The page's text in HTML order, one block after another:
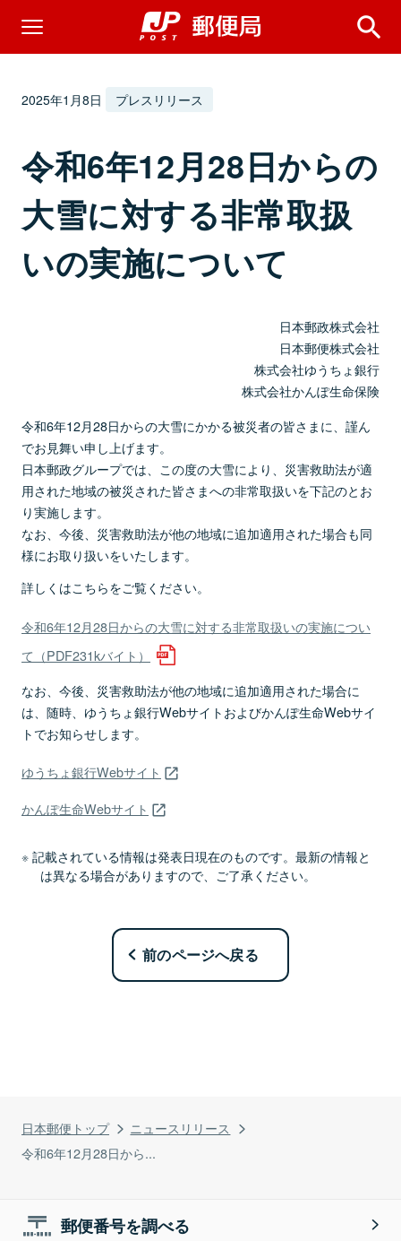
日本郵便トップ
ニュースリリース
令和6年12月28日から...
2025年1月8日 プレスリリース
令和6年12月28日からの
大雪に対する非常取扱
いの実施について
日本郵政株式会社
日本郵便株式会社
株式会社ゆうちょ銀行
株式会社かんぽ生命保険
令和6年12月28日からの大雪にかかる被災者の皆さまに、謹ん
でお見舞い申し上げます。
日本郵政グループでは、この度の大雪により、災害救助法が適
用された地域の被災された皆さまへの非常取扱いを下記のとお
り実施します。
なお、今後、災害救助法が他の地域に追加適用された場合も同
様にお取り扱いをいたします。
詳しくはこちらをご覧ください。
令和6年12月28日からの大雪に対する非常取扱いの実施につい
て（PDF231kバイト）
なお、今後、災害救助法が他の地域に追加適用された場合に
は、随時、ゆうちょ銀行Webサイトおよびかんぽ生命Webサイ
トでお知らせします。
ゆうちょ銀行Webサイト
かんぽ生命Webサイト
記載されている情報は発表日現在のものです。最新の情報と
は異なる場合がありますので、ご了承ください。
前のページへ戻る
郵便番号を調べる